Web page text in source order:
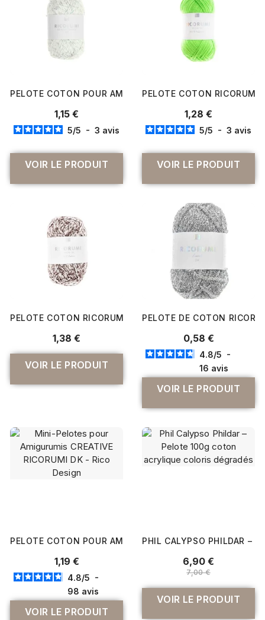
PELOTE COTON POUR AMIGURUMI RICORUMI TWINKLY
1,15 €
5/5 - 3 avis
VOIR LE PRODUIT
PELOTE COTON RICORUMI
1,28 €
5/5 - 3 avis
VOIR LE PRODUIT
PELOTE COTON RICORUMI SPRAY DK 25 GR - RICO
1,38 €
VOIR LE PRODUIT
PELOTE DE COTON
0,58 €
4.8/5 -
16 avis
VOIR LE PRODUIT
PELOTE COTON POUR AMIGURUMI RICORUMI DK 25 GR -
1,19 €
4.8/5 -
98 avis
VOIR LE PRODUIT
PHIL CALYPSO PHILDAR –
6,90 €
7,00 €
VOIR LE PRODUIT